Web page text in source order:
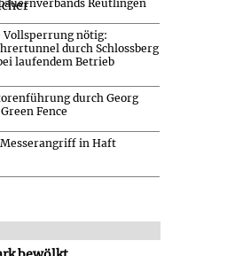
Reutlingen
Vollsperrung nötig:
durch Schlossberg
laufendem Betrieb
durch Georg
Fence
in Haft